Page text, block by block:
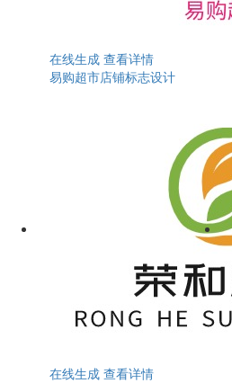
在线生成 查看详情
易购超市店铺标志设计
在线生成 查看详情